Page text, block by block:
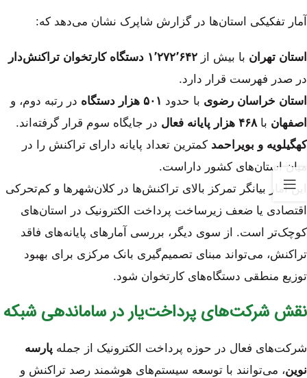
آمار تفکیکی استان‌ها در گزارش شاپرک نشان می‌دهد که:
استان تهران با بیش از ۱٬۲۷۲٬۶۴۲ دستگاه کارتخوان تراکنش‌دار
در صدر فهرست قرار دارد.
استان خراسان رضوی با حدود ۵۰۱ هزار دستگاه
در رتبه دوم، و
اصفهان با۴۶۸ هزار پایانه فعال
در جایگاه سوم قرار گرفته‌اند.
کهگیلویه و بویراحمد کمترین تعداد پایانه دارای تراکنش را در
میان استان‌های کشور داراست.
این آمار بیانگر تمرکز بالای تراکنش‌ها در کلان‌شهرها و کم‌تحرکی
اقتصادی یا ضعف زیرساخت پرداخت الکترونیک در استان‌های
کوچک‌تر است. از سوی دیگر، بررسی آمارهای پایانه‌های فاقد
تراکنش، می‌تواند مبنای تصمیم‌گیری بانک مرکزی برای بهبود
توزیع منطقی دستگاه‌های کارتخوان شود.
نقش شرکت‌های پرداخت‌یار در ساماندهی شبکه
شرکت‌های فعال در حوزه پرداخت الکترونیک از جمله پارسه
نوین، می‌توانند با توسعه سیستم‌های هوشمند رصد تراکنش و